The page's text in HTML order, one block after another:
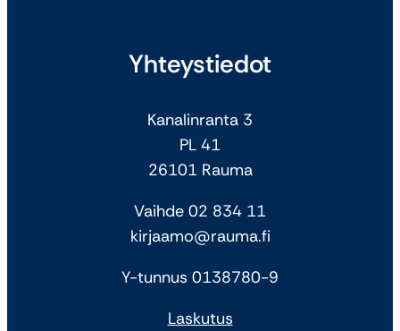
Yhteystiedot
Kanalinranta 3
PL 41
26101 Rauma
Vaihde 02 834 11
kirjaamo@rauma.fi
Y-tunnus 0138780-9
Laskutus